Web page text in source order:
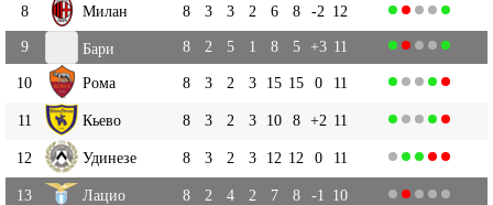
8
Милан 8 3 3 2 6 8 -2 12
9
Бари 8 2 5 1 8 5 +3 11
10 Рома 8 3 2 3 15 15 0 11
11 Кьево 8 3 2 3 10 8 +2 11
12 Удинезе 8 3 2 3 12 12 0 11
13 Лацио 8 2 4 2 7 8 -1 10